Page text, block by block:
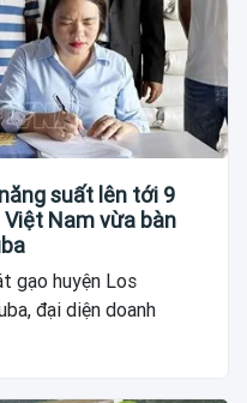
suất lên tới 9
Nam vừa bàn
gạo huyện Los
đại diện doanh